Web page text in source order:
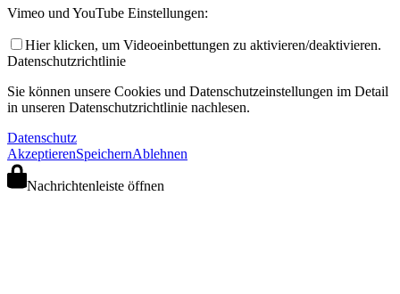
Vimeo und YouTube Einstellungen:
Hier klicken, um Videoeinbettungen zu aktivieren/deaktivieren.
Datenschutzrichtlinie
Sie können unsere Cookies und Datenschutzeinstellungen im Detail
in unseren Datenschutzrichtlinie nachlesen.
Datenschutz
AkzeptierenSpeichernAblehnen
Nachrichtenleiste öffnen